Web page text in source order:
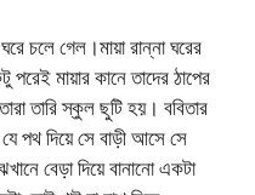
চলে গেল।মায়া রান্না ঘরের
মায়ার কানে তাদের ঠাপের
তারি স্কুল ছুটি হয়। ববিতার
পথ দিয়ে সে বাড়ী আসে সে
বেড়া দিয়ে বানানো একটা